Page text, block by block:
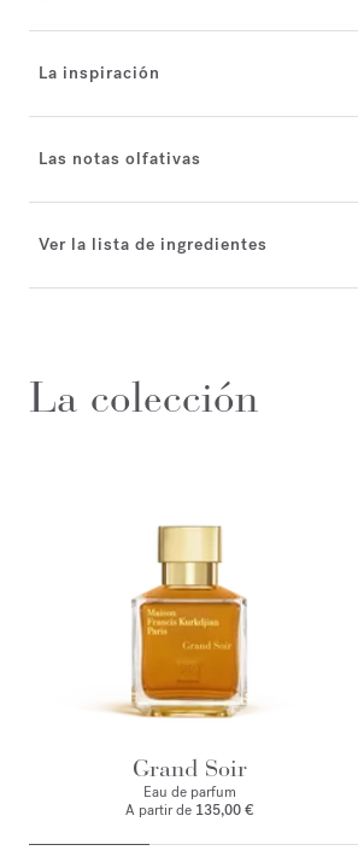
La inspiración
Las notas olfativas
Ver la lista de ingredientes
La colección
Grand Soir
Eau de parfum
A partir de 135,00 €